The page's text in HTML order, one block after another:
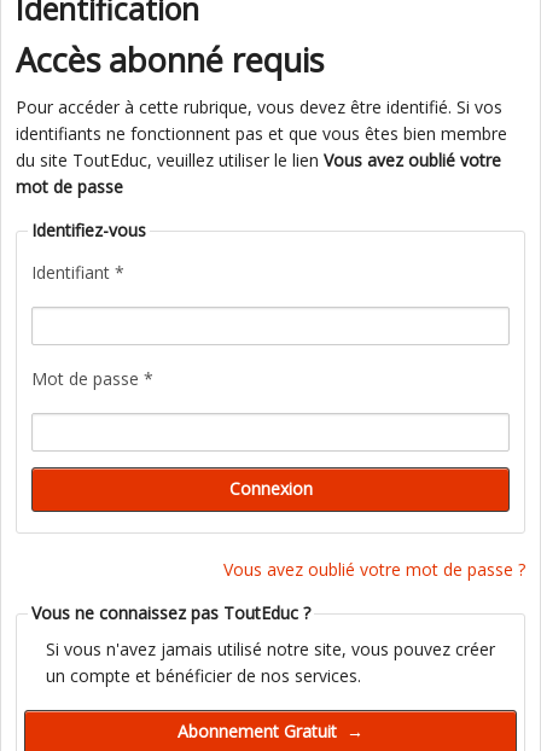
Identification
Accès abonné requis
Pour accéder à cette rubrique, vous devez être identifié. Si vos
identifiants ne fonctionnent pas et que vous êtes bien membre
du site ToutEduc, veuillez utiliser le lien Vous avez oublié votre
mot de passe
Identifiez-vous
Identifiant *
Mot de passe *
Vous avez oublié votre mot de passe ?
Vous ne connaissez pas ToutEduc ?
Si vous n'avez jamais utilisé notre site, vous pouvez créer
un compte et bénéficier de nos services.